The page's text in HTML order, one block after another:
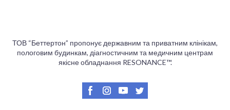
ТОВ “Беттертон” пропонує державним та приватним клінікам,
пологовим будинкам, діагностичним та медичним центрам
якісне обладнання RESONANCE™.